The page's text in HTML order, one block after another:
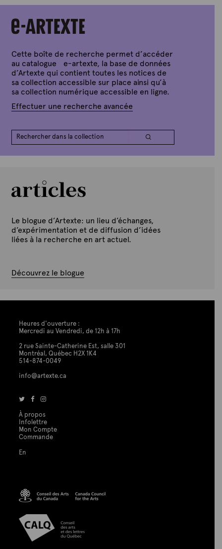
e
x
e
Cette boîte de recherche permet d’accéder
au catalogue e-artexte, la base de données
d’Artexte qui contient toutes les notices de
sa collection accessible sur place ainsi qu’à
sa collection numérique accessible en ligne.
Effectuer une recherche avancée
Le blogue d’Artexte: un lieu d’échanges,
d’expérimentation et de diffusion d’idées
liées à la recherche en art actuel.
Découvrez le blogue
Heures d'ouverture :
Mercredi au Vendredi, de 12h à 17h
2 rue Sainte-Catherine Est, salle 301
Montréal, Québec H2X 1K4
514-874-0049
info@artexte.ca
À propos
Infolettre
Mon Compte
Commande
En